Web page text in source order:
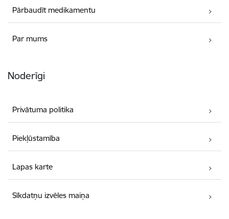
Pārbaudīt medikamentu
Par mums
Noderīgi
Privātuma politika
Piekļūstamība
Lapas karte
Sīkdatņu izvēles maiņa